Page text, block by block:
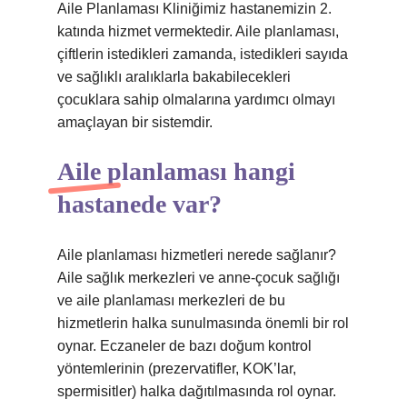
Aile Planlaması Kliniğimiz hastanemizin 2.
katında hizmet vermektedir. Aile planlaması,
çiftlerin istedikleri zamanda, istedikleri sayıda
ve sağlıklı aralıklarla bakabilecekleri
çocuklara sahip olmalarına yardımcı olmayı
amaçlayan bir sistemdir.
Aile planlaması hangi
hastanede var?
Aile planlaması hizmetleri nerede sağlanır?
Aile sağlık merkezleri ve anne-çocuk sağlığı
ve aile planlaması merkezleri de bu
hizmetlerin halka sunulmasında önemli bir rol
oynar. Eczaneler de bazı doğum kontrol
yöntemlerinin (prezervatifler, KOK’lar,
spermisitler) halka dağıtılmasında rol oynar.